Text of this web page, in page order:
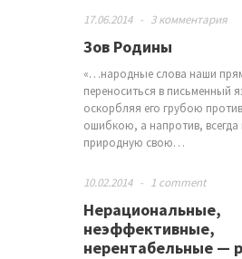
17.06.2014 - 3 комментария
Зов Родины
«…народные слова наши
переноситься в письменный
оскорбляя его грубою
ошибкою, а напротив, всегда
природную свою…
10.02.2014 - 1 comment
Нерациональные,
неэффективные,
нерентабельные —